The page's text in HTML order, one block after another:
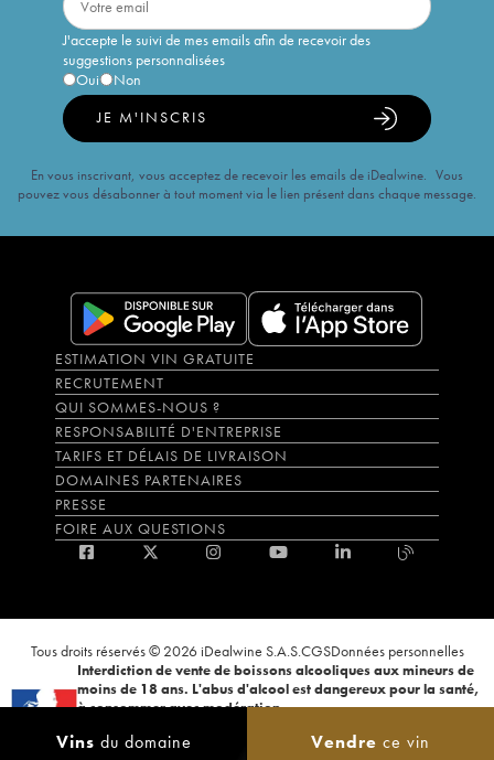
Vins du domaine Vendre ce vin
J'accepte le suivi de mes emails afin de recevoir des
suggestions personnalisées
Oui
Non
JE M'INSCRIS
En vous inscrivant, vous acceptez de recevoir les emails de iDealwine. Vous
pouvez vous désabonner à tout moment via le lien présent dans chaque message.
ESTIMATION VIN GRATUITE
RECRUTEMENT
QUI SOMMES-NOUS ?
RESPONSABILITÉ D'ENTREPRISE
TARIFS ET DÉLAIS DE LIVRAISON
DOMAINES PARTENAIRES
PRESSE
FOIRE AUX QUESTIONS
Tous droits réservés © 2026 iDealwine S.A.S.CGSDonnées personnelles
Interdiction de vente de boissons alcooliques aux mineurs de
moins de 18 ans. L'abus d'alcool est dangereux pour la santé,
à consommer avec modération.
ligne. CODE DE LA SANTÉ PUBLIQUE, ART.L.3342-1 et L.3353-3